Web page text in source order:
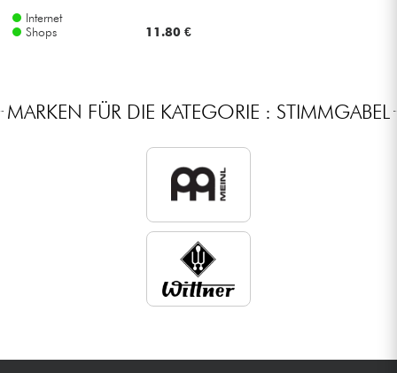
HiFi
Sehen Sie sich unsere Marken an
Internet
Shops
11.80 €
MARKEN FÜR DIE KATEGORIE : STIMMGABEL